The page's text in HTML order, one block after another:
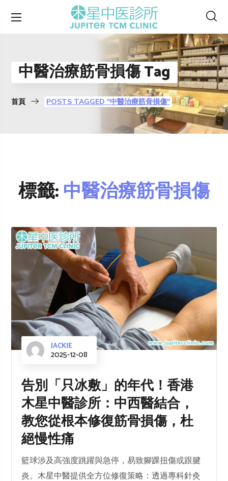
中醫治療筋骨損傷 Tag
首頁 POSTS TAGGED "中醫治療筋骨損傷"
標籤:中醫治療筋骨損傷
JACKIE
2025-12-08
告別「只冰敷」的年代！香港
木星中醫診所：中西醫結合，
教您從根本修復筋骨損傷，杜
絕慢性痛
籃球涉及高強度跳躍與急停，易致腳踝扭傷或跟腱
炎。木星中醫提供全方位修復策略：透過專科針灸